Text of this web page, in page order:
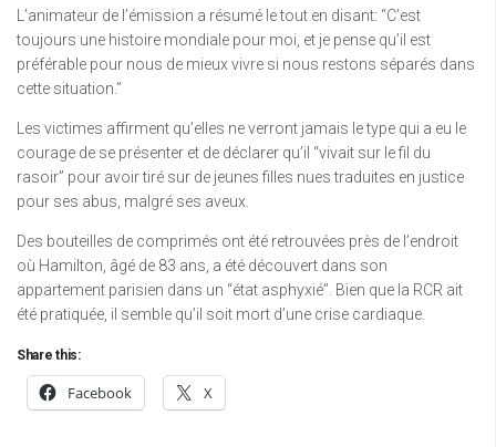
L’animateur de l’émission a résumé le tout en disant: “C’est
toujours une histoire mondiale pour moi, et je pense qu’il est
préférable pour nous de mieux vivre si nous restons séparés dans
cette situation.”
Les victimes affirment qu’elles ne verront jamais le type qui a eu le
courage de se présenter et de déclarer qu’il “vivait sur le fil du
rasoir” pour avoir tiré sur de jeunes filles nues traduites en justice
pour ses abus, malgré ses aveux.
Des bouteilles de comprimés ont été retrouvées près de l’endroit
où Hamilton, âgé de 83 ans, a été découvert dans son
appartement parisien dans un “état asphyxié”. Bien que la RCR ait
été pratiquée, il semble qu’il soit mort d’une crise cardiaque.
Share this:
Facebook X